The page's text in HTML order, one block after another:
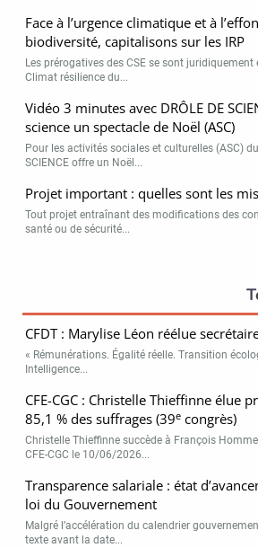
Face à l’urgence climatique et à
biodiversité, capitalisons sur les IRP
Les prérogatives des CSE se sont juridiquement
Climat résilience du...
Vidéo 3 minutes avec DRÔLE DE
science un spectacle de Noël (ASC)
Pour les activités sociales et culturelles (ASC) du
SCIENCE offre un Noël...
Projet important : quelles sont les
Tout projet entraînant des modifications des
santé ou de sécurité...
CFDT : Marylise Léon réélue
« Rémunérations. Égalité réelle. Transition
Intelligence...
CFE-CGC : Christelle Thieffinne élue
85,1 % des suffrages (39e congrès)
Christelle Thieffinne succède à François
CFE-CGC le 10/06/2026...
Transparence salariale : état
loi du Gouvernement
Malgré l’accélération du calendrier
texte avant la date...